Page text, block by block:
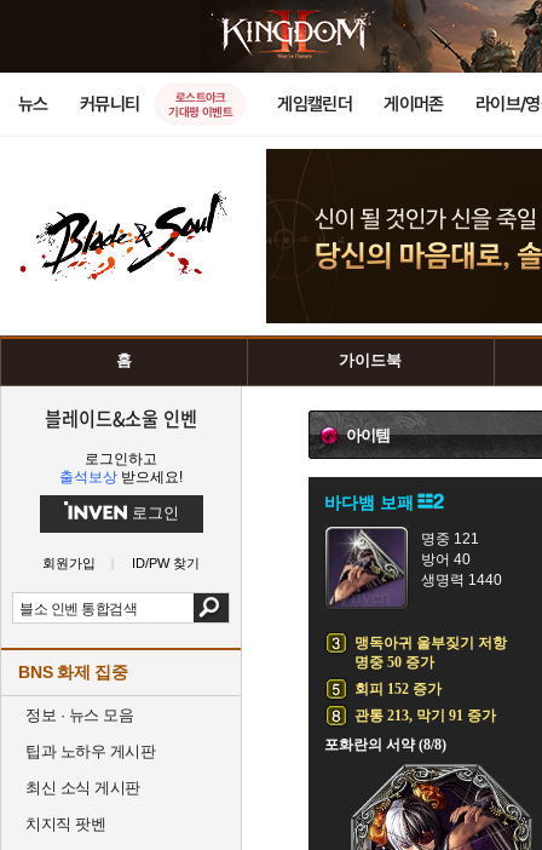
뉴스 커뮤니티
로스트아크
기대평 이벤트
게임캘린더 게이머존 라이브/
홈 가이드북
블레이드&소울 인벤
로그인하고
출석보상 받으세요!
로그인
회원가입 ID/PW 찾기
BNS 화제 집중
정보 · 뉴스 모음
팁과 노하우 게시판
최신 소식 게시판
치지직 팟벤
아이템
바다뱀 보패
명중 121
방어 40
생명력 1440
맹독아귀 울부짖기 저항
명중 50 증가
회피 152 증가
관통 213, 막기 91 증가
포화란의 서약 (8/8)